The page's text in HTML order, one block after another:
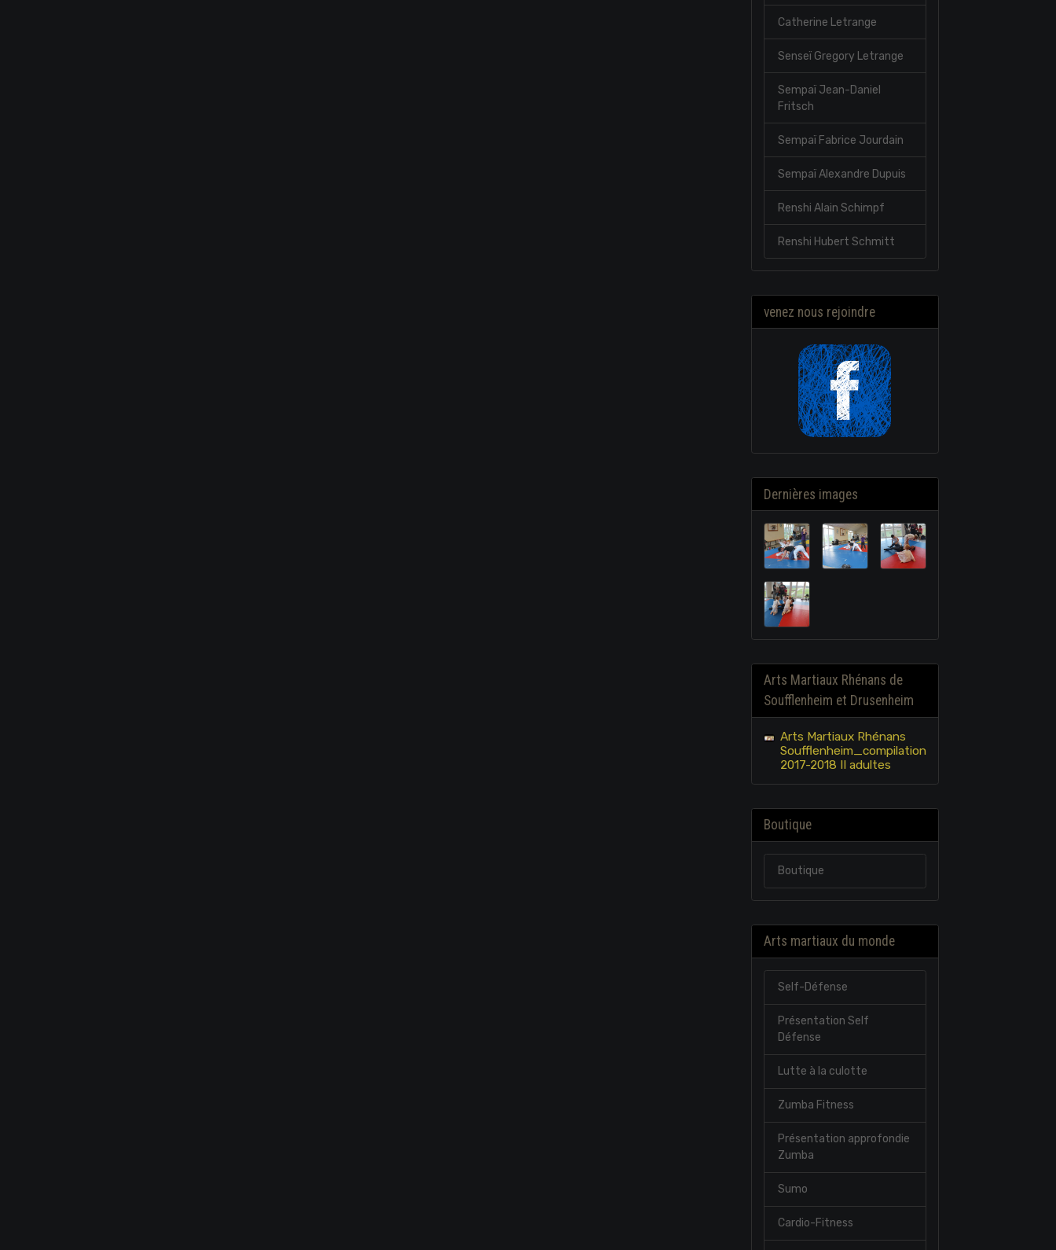
Catherine Letrange
Senseï Gregory Letrange
Sempaï Jean-Daniel
Fritsch
Sempaï Fabrice Jourdain
Sempaï Alexandre Dupuis
Renshi Alain Schimpf
Renshi Hubert Schmitt
venez nous rejoindre
Dernières images
Arts Martiaux Rhénans de
Soufflenheim et Drusenheim
Arts Martiaux Rhénans
Soufflenheim_compilation
2017-2018 II adultes
Boutique
Boutique
Arts martiaux du monde
Self-Défense
Présentation Self
Défense
Lutte à la culotte
Zumba Fitness
Présentation approfondie
Zumba
Sumo
Cardio-Fitness